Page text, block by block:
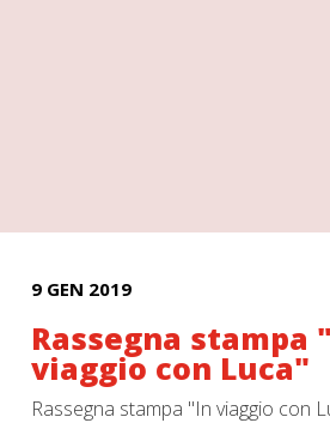
9 GEN 2019
Rassegna stampa
viaggio con Luca"
Rassegna stampa "In viaggio con